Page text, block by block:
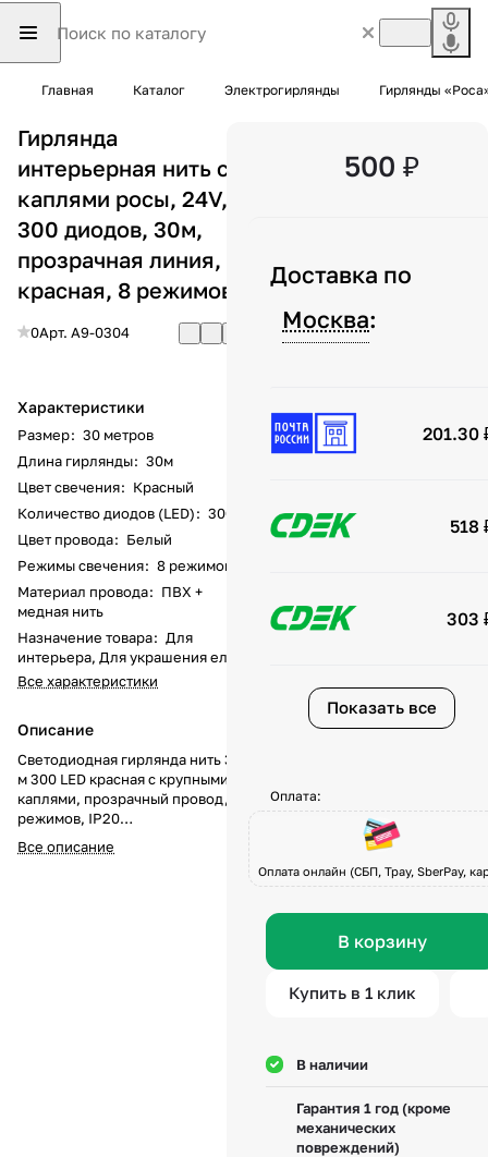
Главная Каталог Электрогирлянды Гирлянды
Гирлянда
интерьерная нить с
каплями росы, 24V,
300 диодов, 30м,
прозрачная линия,
красная, 8 режимов
0Арт. A9-0304
Характеристики
Размер: 30 метров
Длина гирлянды: 30м
Цвет свечения: Красный
Количество диодов (LED): 300
Цвет провода: Белый
Режимы свечения: 8 режимов
Материал провода: ПВХ +
медная нить
Назначение товара: Для
интерьера, Для украшения елки
Все характеристики
Описание
Светодиодная гирлянда нить 30
м 300 LED красная с крупными
каплями, прозрачный провод, 8
режимов, IP20
Гирлянда с крупными каплями
длиной 30 м и 300 красными
Все описание
500 ₽
Доставка по
Москва:
201.30
518
303
Показать все
Оплата:
Оплата онлайн (СБП, Tpay, SberPay,
В корзину
Купить в 1 клик
В наличии
Гарантия 1 год (кроме
механических
повреждений)